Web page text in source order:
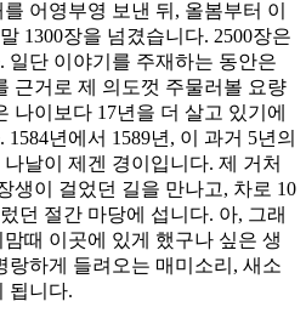
어영부영 보낸 뒤, 올봄부터 이
1300장을 넘겼습니다. 2500장은
일단 이야기를 주재하는 동안은
근거로 제 의도껏 주물러볼 요량
나이보다 17년을 더 살고 있기에
년에서 1589년, 이 과거 5년의
날이 제겐 경이입니다. 제 거처
생이 걸었던 길을 만나고, 차로 10
던 절간 마당에 섭니다. 아, 그래
때 이곳에 있게 했구나 싶은 생
랑하게 들려오는 매미소리, 새소
됩니다.